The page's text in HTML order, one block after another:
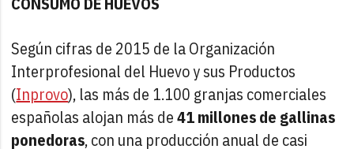
Según cifras de 2015 de la Organización
Interprofesional del Huevo y sus Productos
(Inprovo), las más de 1.100 granjas comerciales
españolas alojan más de41 millones de gallinas
ponedoras, con una producción anual de casi